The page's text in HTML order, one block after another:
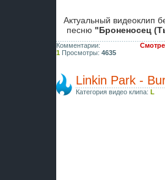
Актуальный видеоклип
песню "Броненосец
Комментарии:
1 Просмотры: 4635
Linkin Park -
Категория видео клипа: L